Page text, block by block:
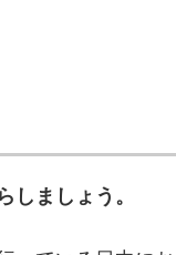
ましょう。